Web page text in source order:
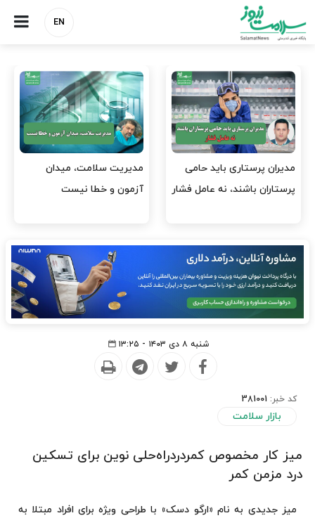
EN
فشار
مدیریت سلامت، میدان
آزمون و خطا نیست
وقت وزیر بهداشت باید
افتتاح پروژه‌ها شود؟
شنبه ۸ دی ۱۴۰۳ - ۱۳:۲۵
کد خبر: 381001
بازار سلامت
میز کار مخصوص کمردردراه‌حلی نوین برای تسکین
درد مزمن کمر
میز جدیدی به نام «ارگو دسک» با طراحی ویژه برای افراد مبتلا به